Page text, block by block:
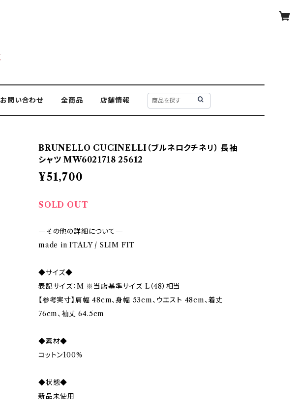
お問い合わせ 全商品 店舗情報
BRUNELLO CUCINELLI（ブルネロクチネリ） 長袖
シャツ MW6021718 25612
¥51,700
SOLD OUT
—その他の詳細について—
made in ITALY / SLIM FIT
◆サイズ◆
表記サイズ：M ※当店基準サイズ L（48）相当
【参考実寸】肩幅 48cm、身幅 53cm、ウエスト 48cm、着丈
76cm、袖丈 64.5cm
◆素材◆
コットン100%
◆状態◆
新品未使用